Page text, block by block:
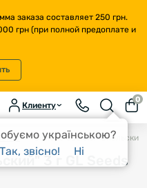
заказа составляет 250 грн.
грн (при полной предоплате и
Клиенту
0
Семена свеклы "Опольский"
3 г GL Seeds
українською?
Так, звісно!
Ні